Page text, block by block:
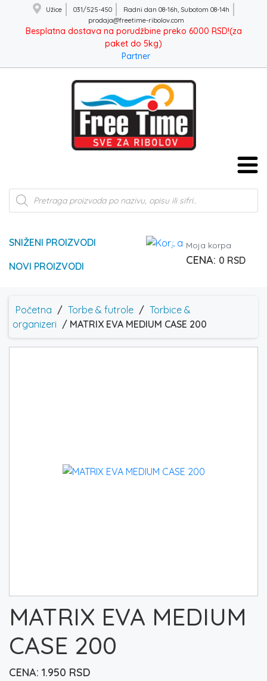
Užice 031/525-450
Radni dan 08-16h, Subotom 08-14h
prodaja@freetime-ribolov.com
Besplatna dostava na porudžbine preko 6000 RSD!(za
paket do 5kg)
Partner
Products
search
SNIŽENI PROIZVODI
NOVI PROIZVODI
0 Moja korpa
0 RSD
Početna / Torbe & futrole / Torbice &
organizeri / MATRIX EVA MEDIUM CASE 200
MATRIX EVA MEDIUM
CASE 200
1.950 RSD